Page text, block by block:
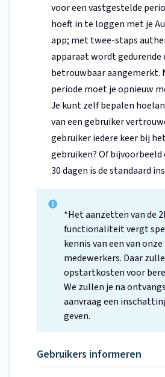
voor een vastgestelde
hoeft in te loggen met je
app; met twee-staps
apparaat wordt gedurende
betrouwbaar aangemerkt.
periode moet je opnieuw
Je kunt zelf bepalen
van een gebruiker
gebruiker iedere keer bij
gebruiken? Of bijvoorbeeld
30 dagen is de standaard
*Het aanzetten van de
functionaliteit vergt
kennis van een van onze
medewerkers. Daar
opstartkosten voor
We zullen je na
aanvraag een
geven.
Gebruikers informeren